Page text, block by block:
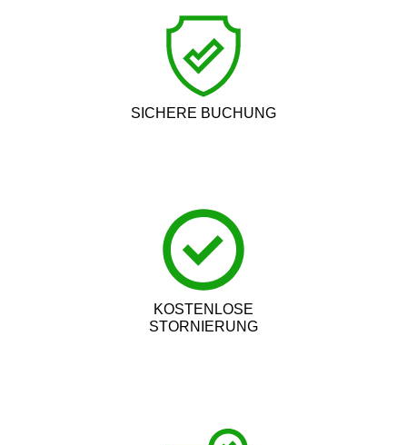
SICHERE BUCHUNG
KOSTENLOSE
STORNIERUNG